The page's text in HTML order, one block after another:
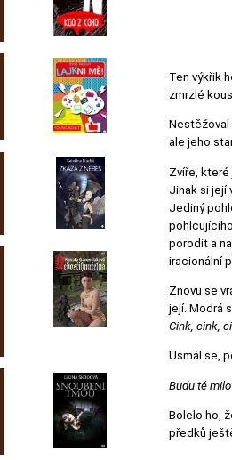
Ten výkřik
zmrzlé
Nestěžoval
ale jeho
Zvíře,
Jinak si její
Jediný
porodit a
iracionální
Znovu se
její. Modrá
Cink, cink,
Usmál se,
Budu tě
Bolelo ho,
předků